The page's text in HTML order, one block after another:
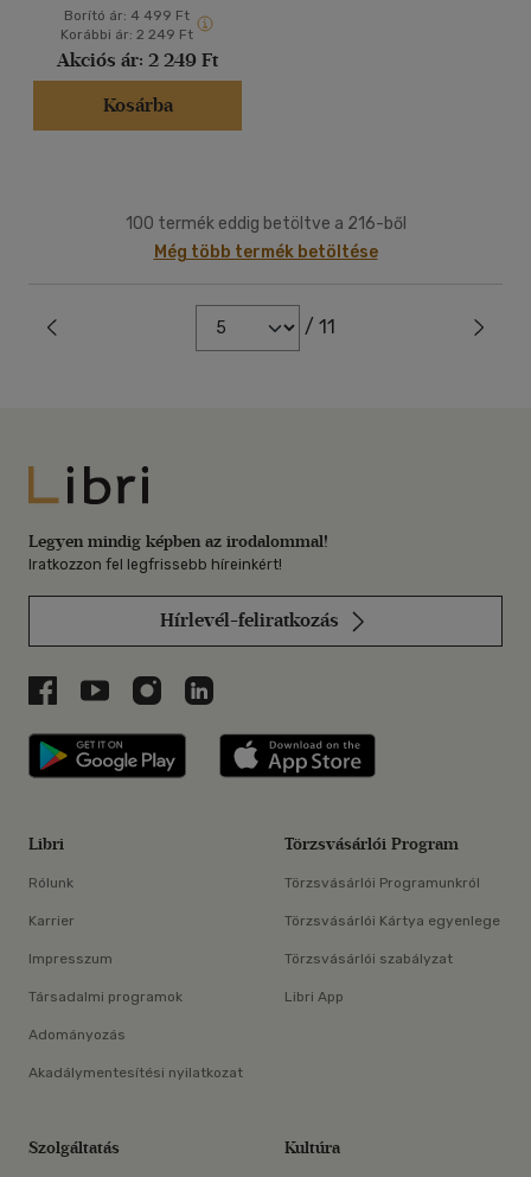
Borító ár: 4 499 Ft
Korábbi ár: 2 249 Ft
Akciós ár: 2 249 Ft
Kosárba
100 termék eddig betöltve a 216-ből
Még több termék betöltése
/ 11
Libri
Legyen mindig képben az irodalommal!
Iratkozzon fel legfrissebb híreinkért!
Hírlevél-feliratkozás
Libri a Facebookon
Libri a Youtube-on
Libri az Instagramon
Libri a LinkedInen
Libri applikáció Szerezd meg: Google
Libri
Rólunk
Karrier
Impresszum
Társadalmi programok
Adományozás
Akadálymentesítési nyilatkozat
Törzsvásárlói Program
Törzsvásárlói Programunkról
Törzsvásárlói Kártya egyenlege
Törzsvásárlói szabályzat
Libri App
Szolgáltatás Kultúra